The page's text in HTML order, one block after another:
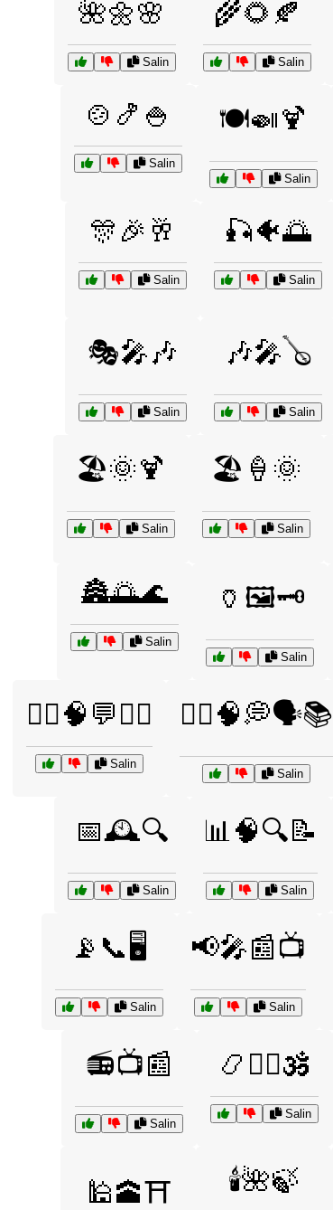
🌺🌼🌸
Salin
🌾🌻🍂
Salin
🍲🍤🍚
Salin
🍽️🍛🍹
Salin
🎊🎉🥂
Salin
🎣🐠🌅
Salin
🎭🎤🎶
Salin
🎶🎤🪕
Salin
🏖️🌞🍹
Salin
🏖️🍦🌞
Salin
🏯🌅🌊
Salin
🏺🖼️🗝️
Salin
👩‍⚕️🧠💬🧘‍♂️
Salin
👩‍⚕️🧠💭🗣️📚
Salin
📅🕰️🔍
Salin
📊🧠🔍📝
Salin
📡📞🖥️
Salin
📢🎤📰📺
Salin
📻📺📰
Salin
📿🧘‍♂️🕉️
Salin
🕌🕋⛩️ 🕯️🌺🍃